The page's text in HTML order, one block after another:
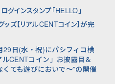
グインスタンプ「HELLO」
ズ【リアルCENTコイン】が完
日(水・祝)にパシフィコ横
CENTコイン」お披露目＆
ても遊びにおいで～”の開催